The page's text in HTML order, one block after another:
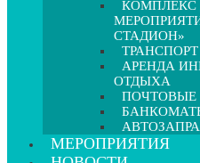
КОМПЛЕКС
СТАДИОН»
ТРАНСПОРТ
АРЕНДА
ОТДЫХА
ПОЧТОВЫЕ
МЕРОПРИЯТИЯ